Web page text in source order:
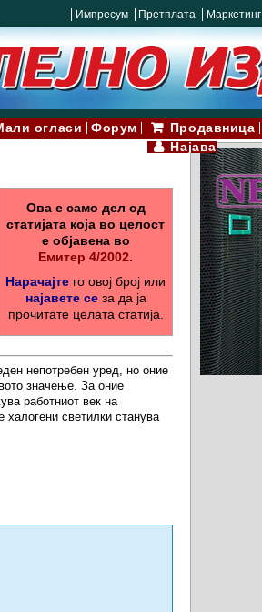
Импресум Претплата Маркетинг
огласи Форум Продавница
Најава
Ова е само дел од
статијата која во целост
е објавена во
Емитер 4/2002.
Нарачајте го овој број или
најавете сеза да ја
прочитате целата статија.
непотребен уред, но оние
значење. За оние
работниот век на
халогени светилки станува